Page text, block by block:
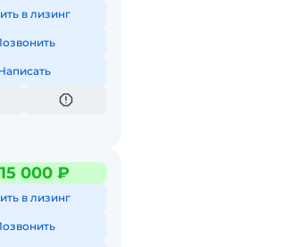
в лизинг
000 ₽
в лизинг